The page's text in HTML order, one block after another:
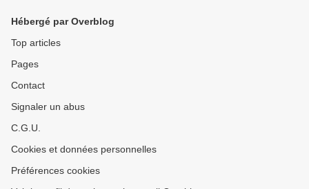
Hébergé par Overblog
Top articles
Pages
Contact
Signaler un abus
C.G.U.
Cookies et données personnelles
Préférences cookies